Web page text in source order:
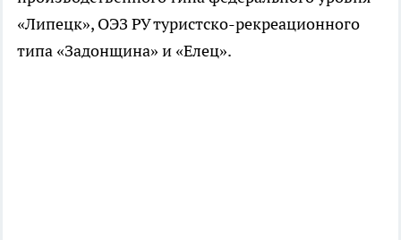
«Липецк», ОЭЗ РУ туристско-рекреационного
типа «Задонщина» и «Елец».